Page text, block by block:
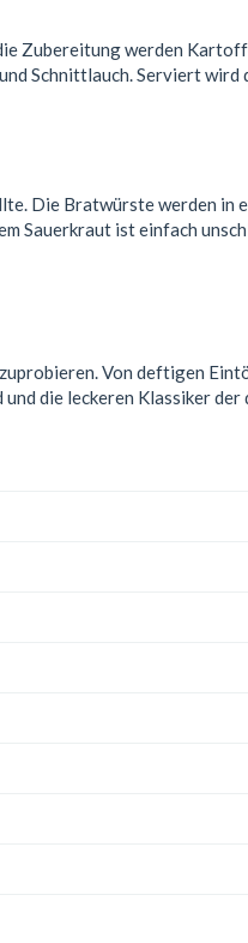
Zubereitung werden
Schnittlauch. Serviert
Die Bratwürste werden
Sauerkraut ist einfach
Von deftigen
die leckeren Klassiker